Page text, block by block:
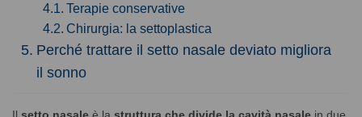
Terapie conservative
Chirurgia: la settoplastica
Perché trattare il setto nasale deviato migliora
il sonno